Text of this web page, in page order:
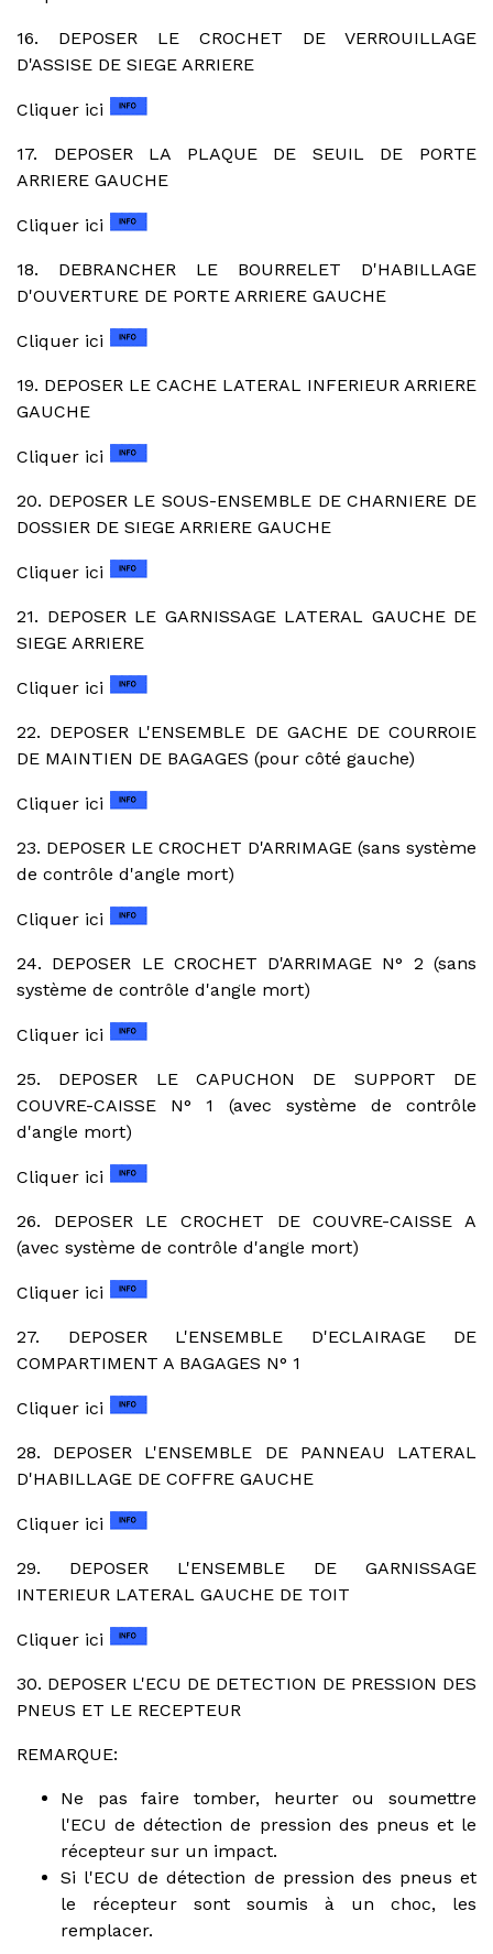
16. DEPOSER LE CROCHET DE VERROUILLAGE
D'ASSISE DE SIEGE ARRIERE
Cliquer ici
17. DEPOSER LA PLAQUE DE SEUIL DE PORTE
ARRIERE GAUCHE
Cliquer ici
18. DEBRANCHER LE BOURRELET D'HABILLAGE
D'OUVERTURE DE PORTE ARRIERE GAUCHE
Cliquer ici
19. DEPOSER LE CACHE LATERAL INFERIEUR ARRIERE
GAUCHE
Cliquer ici
20. DEPOSER LE SOUS-ENSEMBLE DE CHARNIERE DE
DOSSIER DE SIEGE ARRIERE GAUCHE
Cliquer ici
21. DEPOSER LE GARNISSAGE LATERAL GAUCHE DE
SIEGE ARRIERE
Cliquer ici
22. DEPOSER L'ENSEMBLE DE GACHE DE COURROIE
DE MAINTIEN DE BAGAGES (pour côté gauche)
Cliquer ici
23. DEPOSER LE CROCHET D'ARRIMAGE (sans système
de contrôle d'angle mort)
Cliquer ici
24. DEPOSER LE CROCHET D'ARRIMAGE N° 2 (sans
système de contrôle d'angle mort)
Cliquer ici
25. DEPOSER LE CAPUCHON DE SUPPORT DE
COUVRE-CAISSE N° 1 (avec système de contrôle
d'angle mort)
Cliquer ici
26. DEPOSER LE CROCHET DE COUVRE-CAISSE A
(avec système de contrôle d'angle mort)
Cliquer ici
27. DEPOSER L'ENSEMBLE D'ECLAIRAGE DE
COMPARTIMENT A BAGAGES N° 1
Cliquer ici
28. DEPOSER L'ENSEMBLE DE PANNEAU LATERAL
D'HABILLAGE DE COFFRE GAUCHE
Cliquer ici
29. DEPOSER L'ENSEMBLE DE GARNISSAGE
INTERIEUR LATERAL GAUCHE DE TOIT
Cliquer ici
30. DEPOSER L'ECU DE DETECTION DE PRESSION DES
PNEUS ET LE RECEPTEUR
REMARQUE:
Ne pas faire tomber, heurter ou soumettre
l'ECU de détection de pression des pneus et le
récepteur sur un impact.
Si l'ECU de détection de pression des pneus et
le récepteur sont soumis à un choc, les
remplacer.